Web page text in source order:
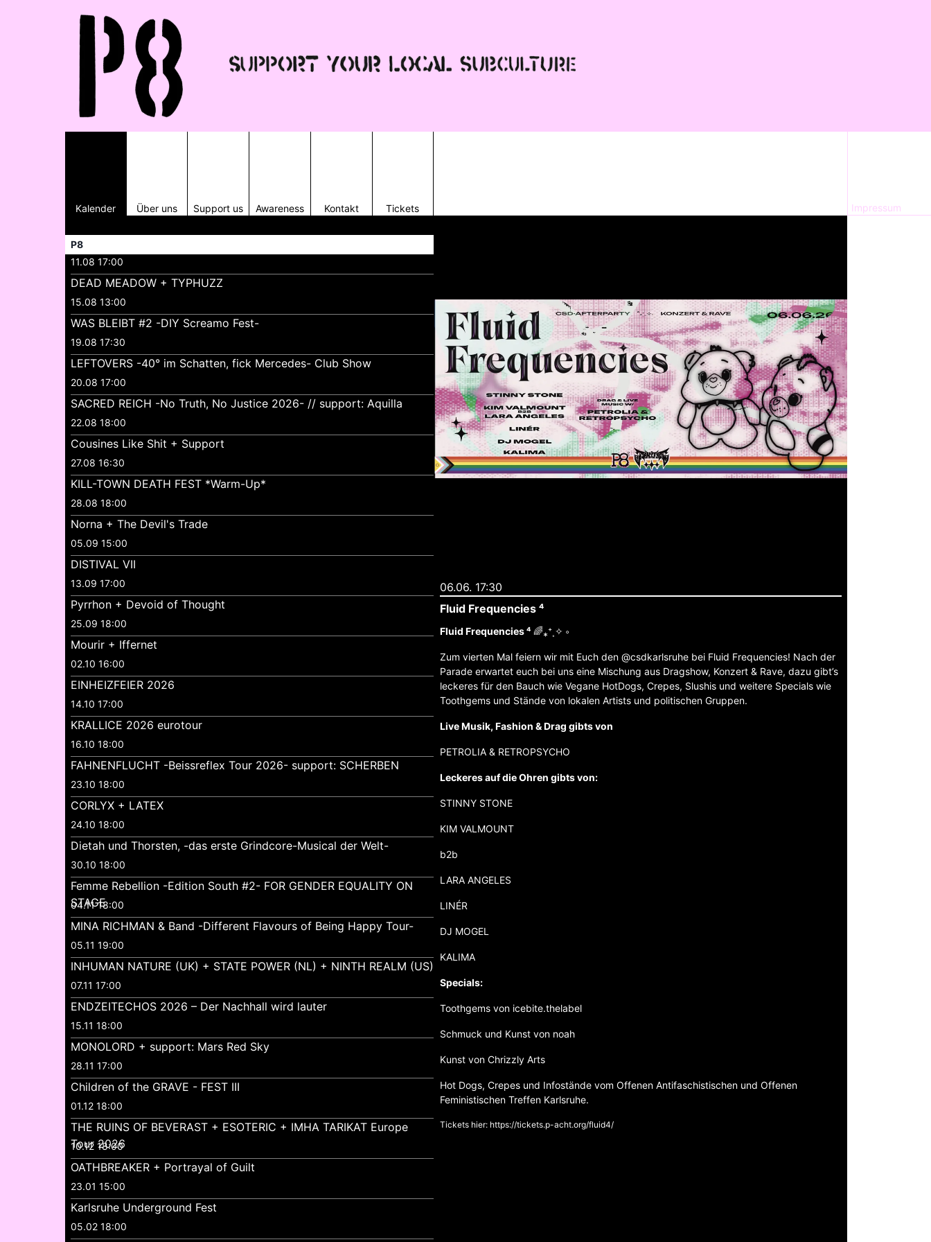
Kalender Über uns Support us Awareness Kontakt Tickets
P8
11.08 17:00
DEAD MEADOW + TYPHUZZ
15.08 13:00
WAS BLEIBT #2 -DIY Screamo Fest-
19.08 17:30
LEFTOVERS -40° im Schatten, fick Mercedes- Club Show
20.08 17:00
SACRED REICH -No Truth, No Justice 2026- // support: Aquilla
22.08 18:00
Cousines Like Shit + Support
27.08 16:30
KILL-TOWN DEATH FEST *Warm-Up*
28.08 18:00
Norna + The Devil's Trade
05.09 15:00
DISTIVAL VII
13.09 17:00
Pyrrhon + Devoid of Thought
25.09 18:00
Mourir + Iffernet
02.10 16:00
EINHEIZFEIER 2026
14.10 17:00
KRALLICE 2026 eurotour
16.10 18:00
FAHNENFLUCHT -Beissreflex Tour 2026- support: SCHERBEN
23.10 18:00
CORLYX + LATEX
24.10 18:00
Dietah und Thorsten, -das erste Grindcore-Musical der Welt-
30.10 18:00
Femme Rebellion -Edition South #2- FOR GENDER EQUALITY ON
STAGE
04.11 18:00
MINA RICHMAN & Band -Different Flavours of Being Happy Tour-
05.11 19:00
INHUMAN NATURE (UK) + STATE POWER (NL) + NINTH REALM (US)
07.11 17:00
ENDZEITECHOS 2026 – Der Nachhall wird lauter
15.11 18:00
MONOLORD + support: Mars Red Sky
28.11 17:00
Children of the GRAVE - FEST III
01.12 18:00
THE RUINS OF BEVERAST + ESOTERIC + IMHA TARIKAT Europe
Tour 2026
10.12 18:00
OATHBREAKER + Portrayal of Guilt
23.01 15:00
Karlsruhe Underground Fest
05.02 18:00
06.06. 17:30
Fluid Frequencies ⁴
Fluid Frequencies ⁴ 🌈⁎⁺˳✧ ༚
Zum vierten Mal feiern wir mit Euch den @csdkarlsruhe bei Fluid Frequencies! Nach der
Parade erwartet euch bei uns eine Mischung aus Dragshow, Konzert & Rave, dazu gibt’s
leckeres für den Bauch wie Vegane HotDogs, Crepes, Slushis und weitere Specials wie
Toothgems und Stände von lokalen Artists und politischen Gruppen.
Live Musik, Fashion & Drag gibts von
PETROLIA & RETROPSYCHO
Leckeres auf die Ohren gibts von:
STINNY STONE
KIM VALMOUNT
b2b
LARA ANGELES
LINÉR
DJ MOGEL
KALIMA
Specials:
Toothgems von icebite.thelabel
Schmuck und Kunst von noah
Kunst von Chrizzly Arts
Hot Dogs, Crepes und Infostände vom Offenen Antifaschistischen und Offenen
Feministischen Treffen Karlsruhe.
Tickets hier: https://tickets.p-acht.org/fluid4/
Impressum